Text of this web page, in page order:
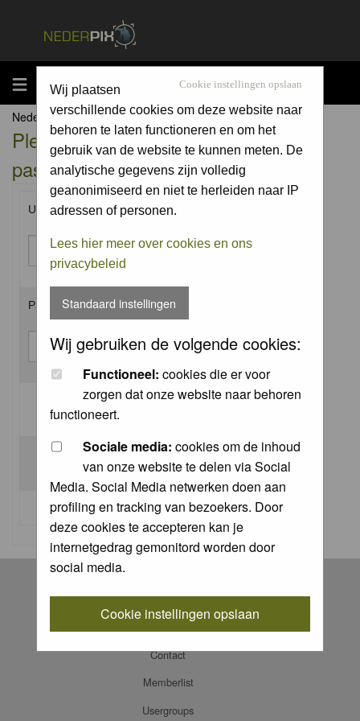
MENU Cookie instellingen opslaan
Wij plaatsen
verschillende cookies om deze website naar
behoren te laten functioneren en om het
gebruik van de website te kunnen meten. De
analytische gegevens zijn volledig
geanonimiseerd en niet te herleiden naar IP
adressen of personen.
Lees hier meer over cookies en ons
privacybeleid
Standaard instellingen
Wij gebruiken de volgende cookies:
Functioneel: cookies die er voor
zorgen dat onze website naar behoren
functioneert.
Sociale media: cookies om de inhoud
van onze website te delen via Social
Media. Social Media netwerken doen aan
profiling en tracking van bezoekers. Door
deze cookies te accepteren kan je
internetgedrag gemonitord worden door
social media.
Cookie instellingen opslaan
Nederpix.nl Forum Index
Please enter your username and
password to log in.
Username:
Password:
Log me on automatically each visit:
I forgot my password
Log in
Contact
Memberlist
Usergroups